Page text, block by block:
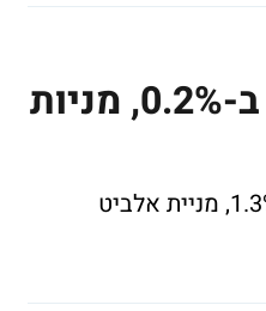
המסחר ננעל בעליות קלות: מדד ת"א 25 עלה ב-0.2%, מניות
מדד התל-טק התחזק ב-1.6%, מדד הנדל"ן טיפס ב-1.1%, מניית כיל איבדה 1.3%, מניית אלביט